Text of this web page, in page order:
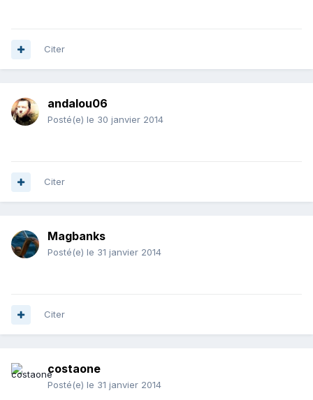
Citer
andalou06
Posté(e) le 30 janvier 2014
Citer
Magbanks
Posté(e) le 31 janvier 2014
Citer
costaone
Posté(e) le 31 janvier 2014